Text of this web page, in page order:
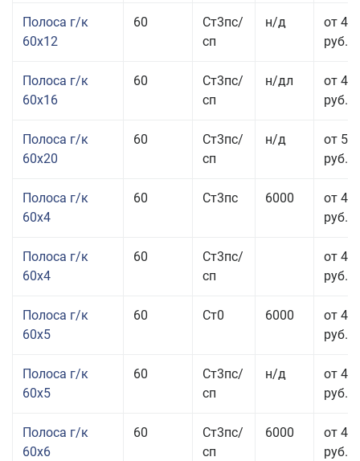
Полоса г/к
60x12
60
Ст3пс/
сп
н/д
от 44
руб.
Полоса г/к
60x16
60
Ст3пс/
сп
н/дл
от 48
руб.
Полоса г/к
60x20
60
Ст3пс/
сп
н/д
от 53
руб.
Полоса г/к
60x4
60 Ст3пс 6000
от 45
руб.
Полоса г/к
60x4
60
Ст3пс/
сп
от 45
руб.
Полоса г/к
60x5
60 Ст0 6000
от 42
руб.
Полоса г/к
60x5
60
Ст3пс/
сп
н/д
от 42
руб.
Полоса г/к
60x6
60
Ст3пс/
сп
6000
от 42
руб.